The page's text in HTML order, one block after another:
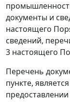
документы и
настоящего
сведений,
3 настоящего
Перечень
пункте,